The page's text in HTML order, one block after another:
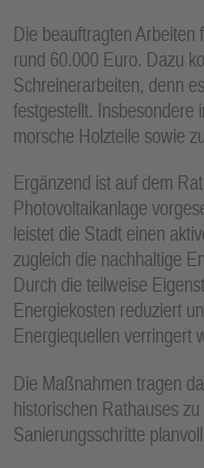
Die beauftragten Arbeiten
rund 60.000 Euro. Dazu
Schreinerarbeiten, denn
festgestellt. Insbesondere
morsche Holzteile sowie
Ergänzend ist auf dem
Photovoltaikanlage
leistet die Stadt einen
zugleich die nachhaltige
Durch die teilweise
Energiekosten reduziert
Energiequellen verringert
Die Maßnahmen tragen
historischen Rathauses
Sanierungsschritte